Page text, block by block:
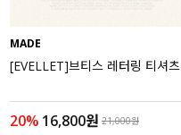
MADE
[EVELLET]브티스 레터링 티셔츠
20% 16,800원 21,000원